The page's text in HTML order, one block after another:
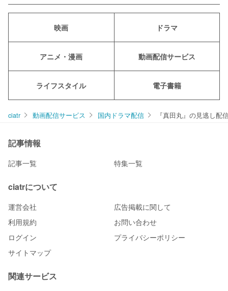
映画 ドラマ
アニメ・漫画 動画配信サービス
ライフスタイル 電子書籍
ciatr 動画配信サービス 国内ドラマ配信 『真田丸』の見逃し配
記事情報
記事一覧 特集一覧
ciatrについて
運営会社
広告掲載に関して
利用規約
お問い合わせ
ログイン
プライバシーポリシー
サイトマップ
関連サービス